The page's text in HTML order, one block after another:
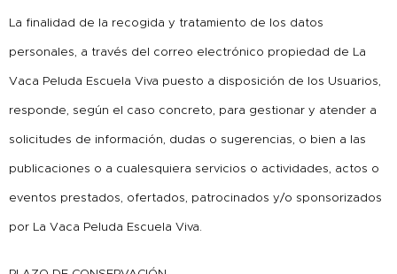
La finalidad de la recogida y tratamiento de los datos
personales, a través del correo electrónico propiedad de La
Vaca Peluda Escuela Viva puesto a disposición de los Usuarios,
responde, según el caso concreto, para gestionar y atender a
solicitudes de información, dudas o sugerencias, o bien a las
publicaciones o a cualesquiera servicios o actividades, actos o
eventos prestados, ofertados, patrocinados y/o sponsorizados
por La Vaca Peluda Escuela Viva.